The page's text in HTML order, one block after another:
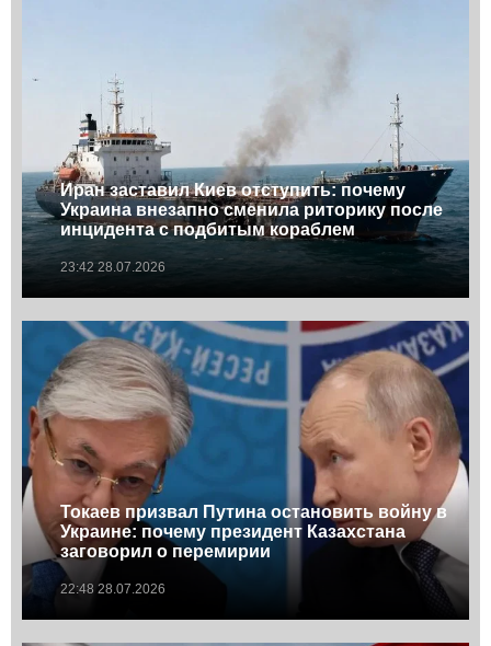
Иран заставил Киев отступить: почему
Украина внезапно сменила риторику после
инцидента с подбитым кораблем
23:42 28.07.2026
Токаев призвал Путина остановить войну в
Украине: почему президент Казахстана
заговорил о перемирии
22:48 28.07.2026